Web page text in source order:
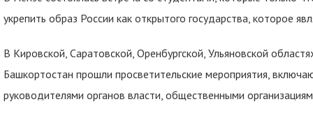
укрепить образ России как открытого государства, которое
В Кировской, Саратовской, Оренбургской, Ульяновской
Башкортостан прошли просветительские мероприятия,
руководителями органов власти, общественными